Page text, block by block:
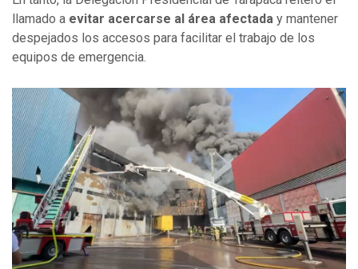
llamado a evitar acercarse al área afectada y mantener
despejados los accesos para facilitar el trabajo de los
equipos de emergencia.